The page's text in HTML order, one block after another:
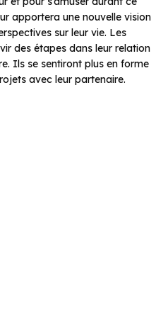
apportera une nouvelle vision
sur leur vie. Les
des étapes dans leur relation
Ils se sentiront plus en forme
avec leur partenaire.